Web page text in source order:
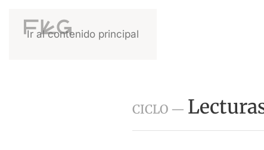
Ir al contenido principal
CICLO —